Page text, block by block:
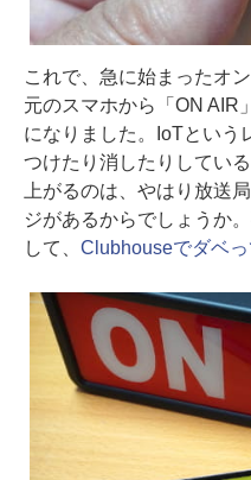
これで、急に始まったオ
元のスマホから「ON AIR
になりました。IoTという
つけたり消したりしてい
上がるのは、やはり放送
ジがあるからでしょうか
して、 Clubhouseでダベ